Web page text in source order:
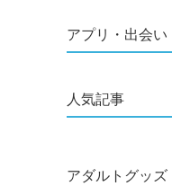
アプリ・出会い
人気記事
アダルトグッズ